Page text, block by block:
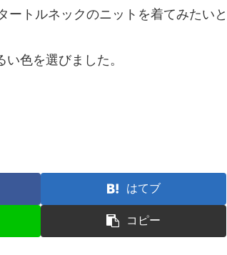
ートルネックのニットを着てみたいと
色を選びました。
はてブ
コピー